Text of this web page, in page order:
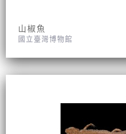
山椒魚
國立臺灣博物館